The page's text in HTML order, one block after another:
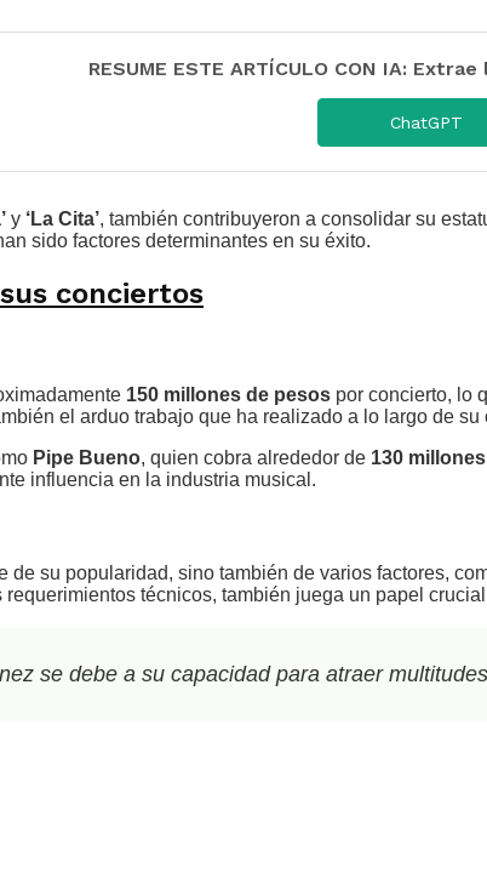
RESUME ESTE ARTÍCULO CON IA:
ChatGPT
y ‘La Cita’, también contribuyeron a consolidar su
sido factores determinantes en su éxito.
conciertos
150 millones de pesos por concierto, lo
el arduo trabajo que ha realizado a lo largo de su
Pipe Bueno, quien cobra alrededor de 130
influencia en la industria musical.
de su popularidad, sino también de varios factores,
técnicos, también juega un papel
se debe a su capacidad para atraer